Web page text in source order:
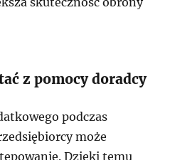
z pomocy doradcy
podczas
może
Dzięki temu